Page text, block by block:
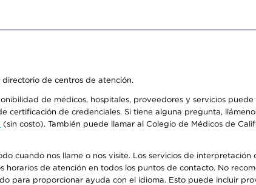
de centros de atención.
de médicos, hospitales, proveedores y servicios
certificación de credenciales. Si tiene alguna pregunta,
(sin costo). También puede llamar al Colegio de Médicos de
cuando nos llame o nos visite. Los servicios de
de atención en todos los puntos de contacto. No
para proporcionar ayuda con el idioma. Esto puede incluir